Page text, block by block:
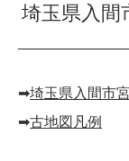
埼玉県入間
➡︎埼玉県入間市
➡︎古地図凡例